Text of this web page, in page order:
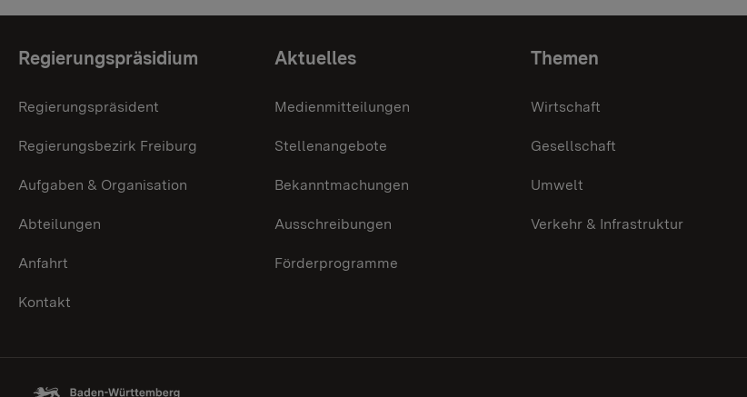
Themenübersicht
Regierungspräsidium
Regierungspräsident
Regierungsbezirk Freiburg
Aufgaben & Organisation
Abteilungen
Anfahrt
Kontakt
Aktuelles
Medienmitteilungen
Stellenangebote
Bekanntmachungen
Ausschreibungen
Förderprogramme
Themen
Wirtschaft
Gesellschaft
Umwelt
Verkehr & Infrastruktur